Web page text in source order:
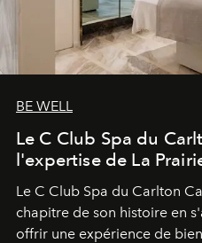
BE WELL
Le C Club Spa du
l'expertise de La
Le C Club Spa du Carlton
chapitre de son histoire en
offrir une expérience de